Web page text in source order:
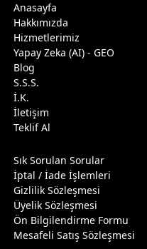
Anasayfa
Hakkımızda
Hizmetlerimiz
Yapay Zeka (AI) - GEO
Blog
S.S.S.
İ.K.
İletişim
Teklif Al
Sık Sorulan Sorular
İptal / İade İşlemleri
Gizlilik Sözleşmesi
Üyelik Sözleşmesi
Ön Bilgilendirme Formu
Mesafeli Satış Sözleşmesi